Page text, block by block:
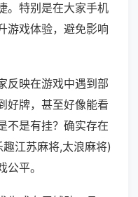
。特别是在大家手机
游戏体验，避免影响
反映在游戏中遇到部
好牌，甚至好像能看
不是有挂？确实存在
江苏麻将,太浪麻将)
平。